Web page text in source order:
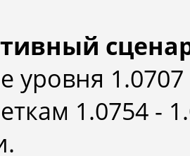
1.0754 -